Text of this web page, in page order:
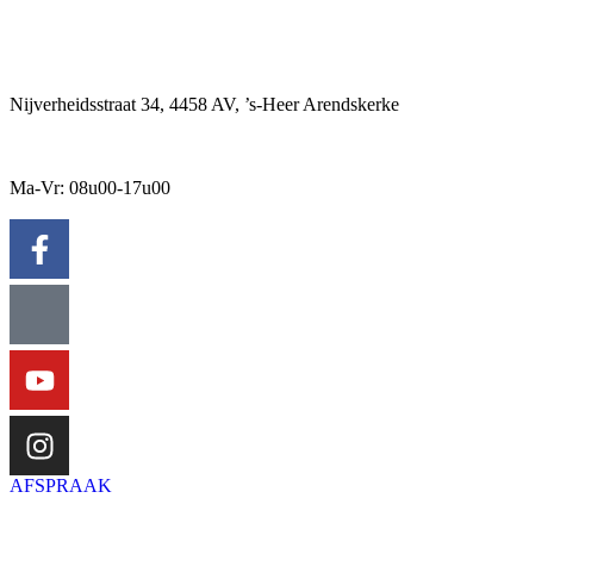
Nijverheidsstraat 34, 4458 AV, ’s-Heer Arendskerke
Ma-Vr: 08u00-17u00
AFSPRAAK